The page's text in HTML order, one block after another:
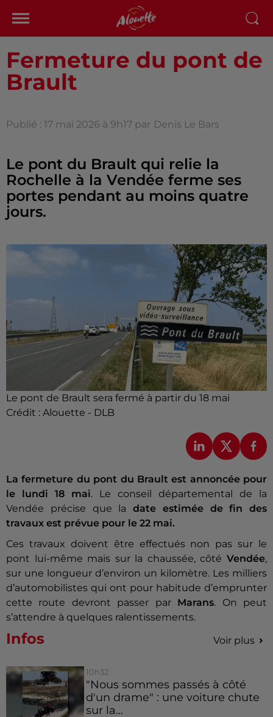
Fermeture du pont de
Brault
Publié : 17 mai 2026 à 9h17 par Denis Le Bars
Le pont du Brault qui relie la
Rochelle à la Vendée ferme ses
portes pendant au moins quatre
jours.
Le pont de Brault sera fermé à partir du 18 mai
Crédit : Alouette - DLB
La fermeture du pont du Brault est annoncée pour
le lundi 18 mai. Le conseil départemental de la
Vendée précise que la date estimée de fin des
travaux est prévue pour le 22 mai.
Ces travaux doivent être effectués non pas sur le
pont lui-même mais sur la chaussée, côté Vendée,
sur une longueur d’environ un kilomètre. Les milliers
d’automobilistes qui ont pour habitude d’emprunter
cette route devront passer par Marans. On peut
s’attendre à quelques ralentissements.
Infos Voir plus
10h32
"Nous sommes passés à côté
d'un drame" : une voiture chute
sur la...